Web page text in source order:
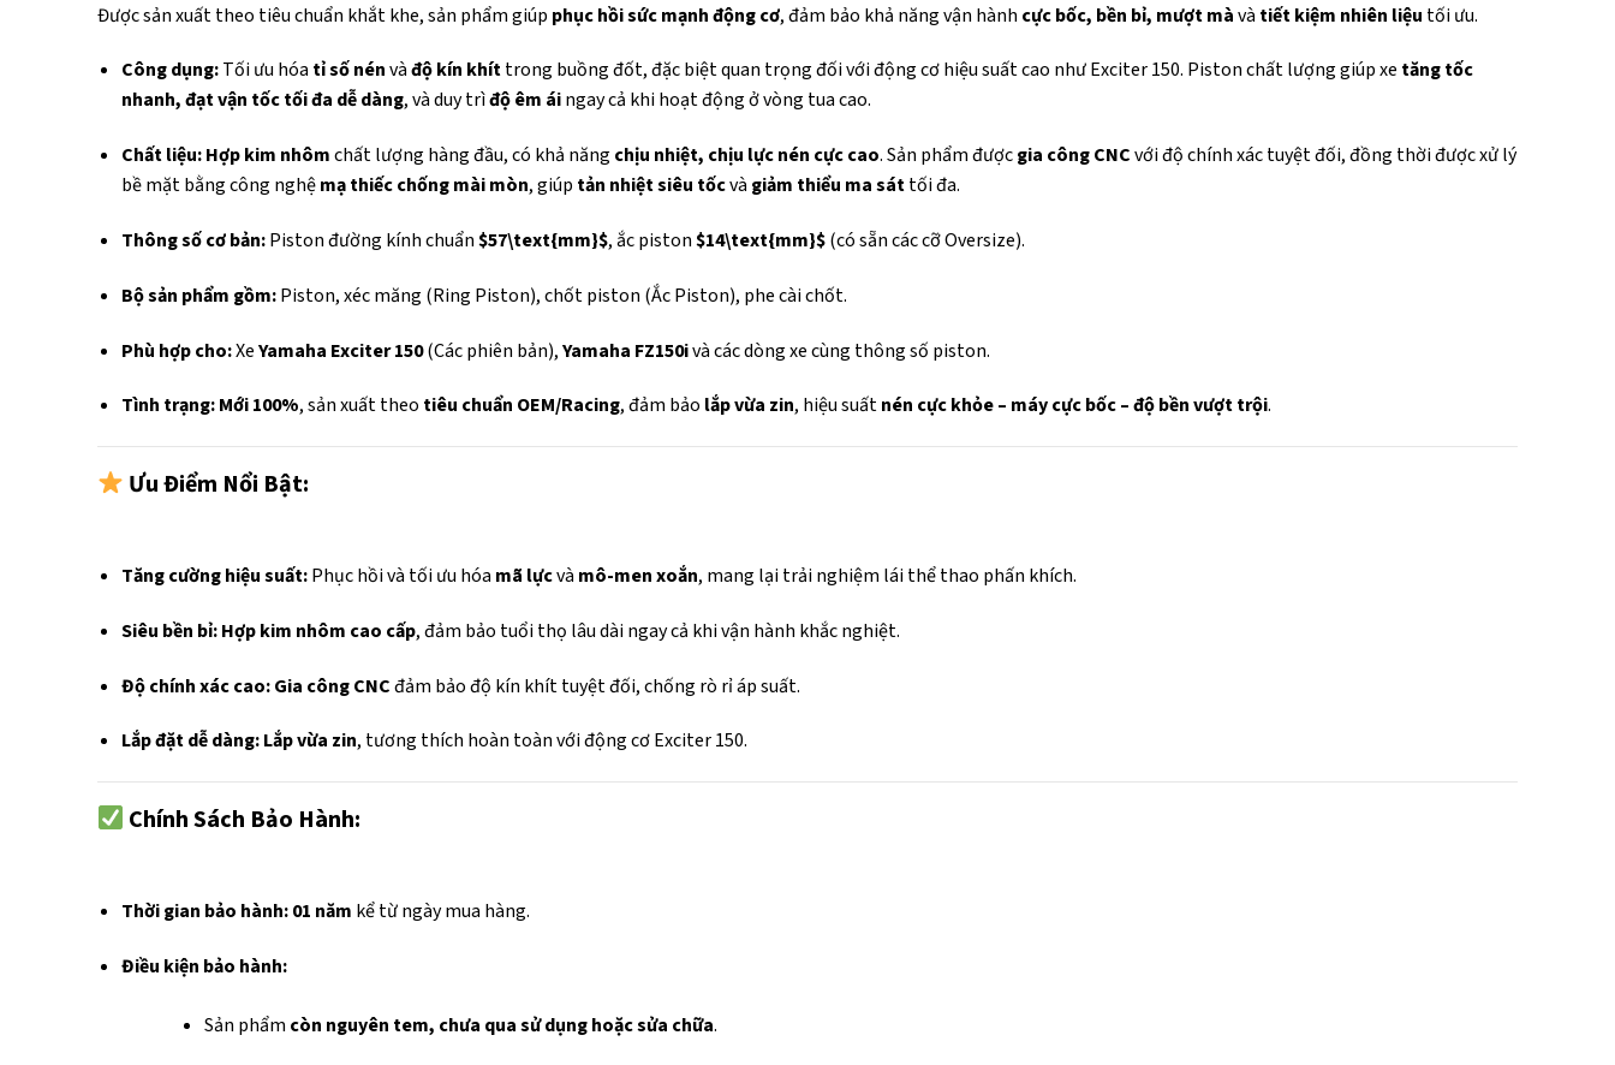
Được sản xuất theo tiêu chuẩn khắt khe, sản phẩm giúp phục hồi sức mạnh động cơ, đảm bảo khả năng vận hành cực bốc, bền bỉ, mượt màvà tiết kiệm nhiên liệu tối ưu.
Công dụng:Tối ưu hóa tỉ số nénvàđộ kín khíttrong buồng đốt, đặc biệt quan trọng đối với động cơ hiệu suất cao như Exciter 150. Piston chất lượng giúp xe tăng tốc
nhanh, đạt vận tốc tối đa dễ dàng, và duy trìđộ êm áingay cả khi hoạt động ở vòng tua cao.
Chất liệu:Hợp kim nhômchất lượng hàng đầu, có khả năng chịu nhiệt, chịu lực nén cực cao. Sản phẩm đượcgia công CNCvới độ chính xác tuyệt đối, đồng thời được xử lý
bề mặt bằng công nghệmạ thiếc chống mài mòn, giúp tản nhiệt siêu tốcvà giảm thiểu ma sáttối đa.
Thông số cơ bản:Piston đường kính chuẩn$57\text{mm}$, ắc piston$14\text{mm}$(có sẵn các cỡ Oversize).
Bộ sản phẩm gồm:Piston, xéc măng (Ring Piston), chốt piston (Ắc Piston), phe cài chốt.
Phù hợp cho:XeYamaha Exciter 150(Các phiên bản),Yamaha FZ150ivà các dòng xe cùng thông số piston.
Tình trạng:Mới 100%, sản xuất theo tiêu chuẩn OEM/Racing, đảm bảo lắp vừa zin, hiệu suấtnén cực khỏe – máy cực bốc – độ bền vượt trội.
Ưu Điểm Nổi Bật:
Tăng cường hiệu suất:Phục hồi và tối ưu hóa mã lựcvà mô-men xoắn, mang lại trải nghiệm lái thể thao phấn khích.
Siêu bền bỉ:Hợp kim nhôm cao cấp, đảm bảo tuổi thọ lâu dài ngay cả khi vận hành khắc nghiệt.
Độ chính xác cao:Gia công CNCđảm bảo độ kín khít tuyệt đối, chống rò rỉ áp suất.
Lắp đặt dễ dàng:Lắp vừa zin, tương thích hoàn toàn với động cơ Exciter 150.
Chính Sách Bảo Hành:
Thời gian bảo hành:01 năm kể từ ngày mua hàng.
Điều kiện bảo hành:
Sản phẩm còn nguyên tem, chưa qua sử dụng hoặc sửa chữa.